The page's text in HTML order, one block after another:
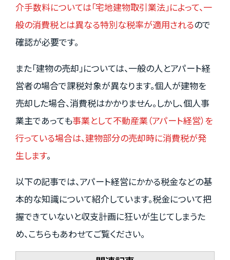
介手数料については「宅地建物取引業法」によって、一
般の消費税とは異なる特別な税率が適用されるので
確認が必要です。
また「建物の売却」については、一般の人とアパート経
営者の場合で課税対象が異なります。個人が建物を
売却した場合、消費税はかかりません。しかし、個人事
業主であっても事業として不動産業（アパート経営）を
行っている場合は、建物部分の売却時に消費税が発
生します。
以下の記事では、アパート経営にかかる税金などの基
本的な知識について紹介しています。税金について把
握できていないと収支計画に狂いが生じてしまうた
め、こちらもあわせてご覧ください。